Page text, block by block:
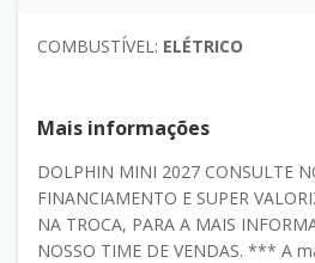
COMBUSTÍVEL: ELÉTRICO
Mais informações
DOLPHIN MINI 2027 CONSULTE
FINANCIAMENTO E SUPER
NA TROCA, PARA A MAIS
NOSSO TIME DE VENDAS. *** A